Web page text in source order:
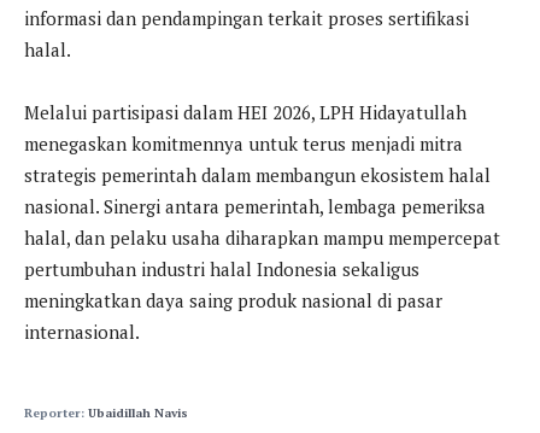
informasi dan pendampingan terkait proses sertifikasi
halal.
Melalui partisipasi dalam HEI 2026, LPH Hidayatullah
menegaskan komitmennya untuk terus menjadi mitra
strategis pemerintah dalam membangun ekosistem halal
nasional. Sinergi antara pemerintah, lembaga pemeriksa
halal, dan pelaku usaha diharapkan mampu mempercepat
pertumbuhan industri halal Indonesia sekaligus
meningkatkan daya saing produk nasional di pasar
internasional.
Reporter: Ubaidillah Navis